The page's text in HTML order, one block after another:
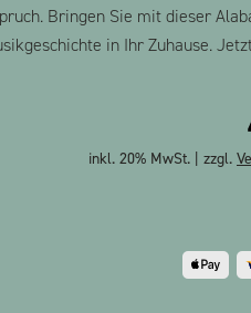
Bringen Sie mit dieser
in Ihr Zuhause.
inkl. 20% MwSt. | zzgl.